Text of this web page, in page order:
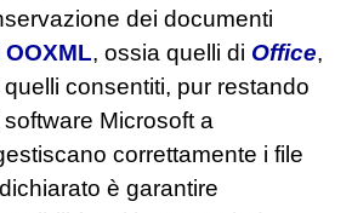
dei documenti
, ossia quelli di Office,
consentiti, pur restando
Microsoft a
correttamente i file
è garantire